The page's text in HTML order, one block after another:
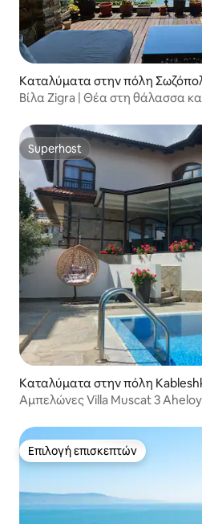
Καταλύματα στην πόλη
Βίλα Zigra | Θέα στη θάλασσα
Superhost
Superhost
Καταλύματα στην πόλη
Αμπελώνες Villa Muscat 3 Aheloy
Επιλογή επισκεπτών
Επιλογή επισκεπτών